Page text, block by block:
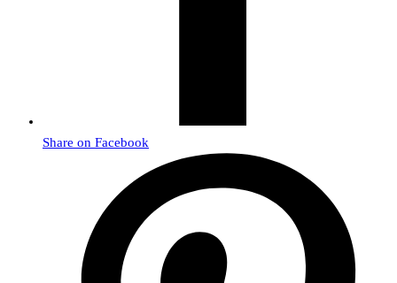
Share on Facebook